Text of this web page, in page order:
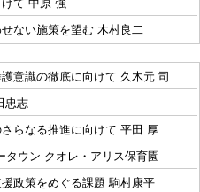
て 中原 強
ない施策を望む 木村良二
意識の徹底に向けて 久木元 司
忠志
らなる推進に向けて 平田 厚
タウン クオレ・アリス保育園
政策をめぐる課題 駒村康平